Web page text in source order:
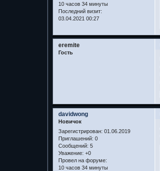
10 часов 34 минуты
Последний визит:
03.04.2021 00:27
eremite
Гость
davidwong
Новичок
Зарегистрирован: 01.06.2019
Приглашений: 0
Сообщений: 5
Уважение: +0
Провел на форуме:
10 часов 34 минуты